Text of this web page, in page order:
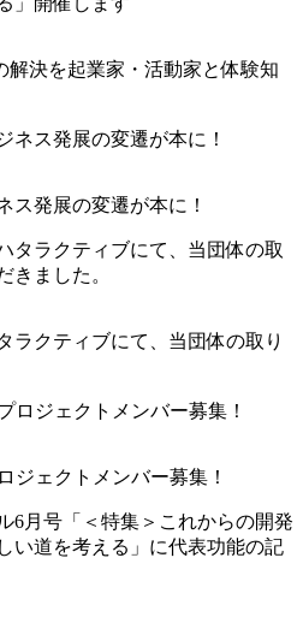
解決を起業家・活動家と体験知
ス発展の変遷が本に！
ラクティブにて、当団体の取り
ジェクトメンバー募集！